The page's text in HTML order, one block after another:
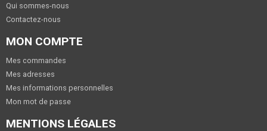
Qui sommes-nous
Contactez-nous
MON COMPTE
Mes commandes
Mes adresses
Mes informations personnelles
Mon mot de passe
MENTIONS LÉGALES